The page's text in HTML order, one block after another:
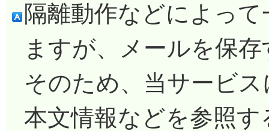
隔離動作などによっ
ますが、メールを保
そのため、当サービ
本文情報などを参照